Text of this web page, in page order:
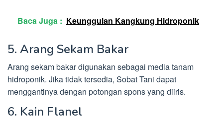
Baca Juga : Keunggulan Kangkung Hidroponik
5. Arang Sekam Bakar
Arang sekam bakar digunakan sebagai media tanam
hidroponik. Jika tidak tersedia, Sobat Tani dapat
menggantinya dengan potongan spons yang diiris.
6. Kain Flanel